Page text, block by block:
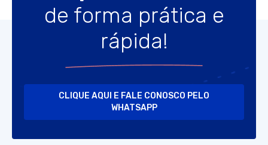
de forma prática e
rápida!
CLIQUE AQUI E FALE CONOSCO PELO
WHATSAPP